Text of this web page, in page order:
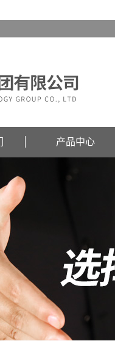
产品中心